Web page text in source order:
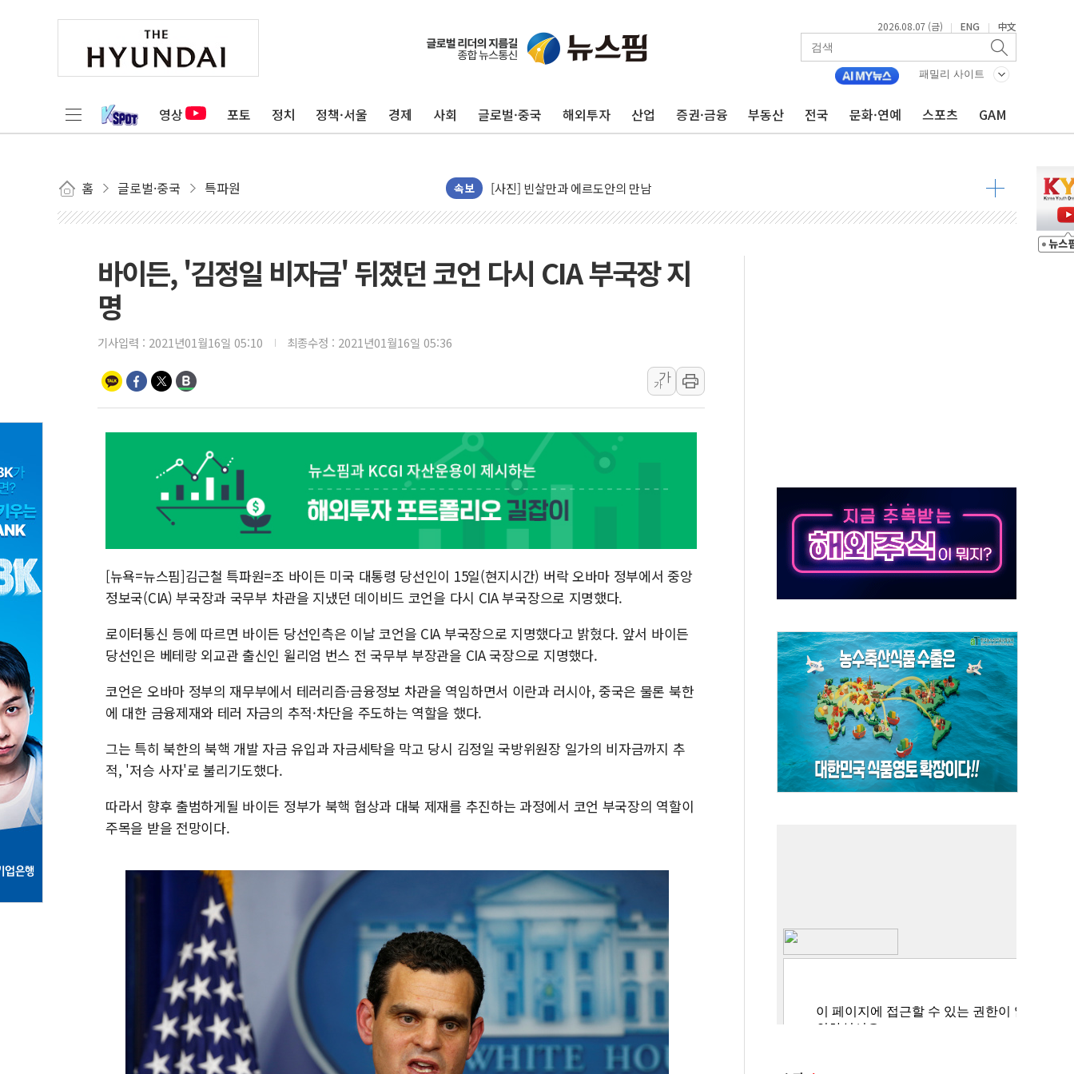
2026.08.07 (금) | ENG | 中文
패밀리 사이트
영상 포토 정치 정책·서울 경제 사회 글로벌·중국 해외투자 산업 증권·금융 부동산 전국 문화·연예 스포츠 GAM
홈 글로벌·중국 특파원 속보
트럼프 "금리 내려야"…파월 때와 달리 워시엔 톤 낮춰
특정 정치인 측근 포항시 정책특보 내정설...포항시 '시끌'
李 대통령, '6시간 마라톤 부동산 2차 회의' 주재… "전폭적 공급 확대·속도전 총력"
트럼프, 中 겨냥 폴리실리콘 관세 15% 부과…美 태양광주 급등
이란와이어 "이란 최고지도자 위독…곧 사망해도 놀랍지 않아"
남동발전, 해남군에 국내 최대 규모 400MW 태양광 착공…여의도 1.6배 규모
황희 '폐버스 청년주택' SNS 글 역풍에 "정부정책 아냐" 해명
폭염 누그러지고 가뭄 숙지나...경북동해안권 8~9일 최대 100mm 호우
[AI 부동산 투데이] 특공 전략도 '극과 극'…생애최초만 경쟁 치열
[코인시황] 비트코인 6만4000달러대 횡보…고래·ETF 매수에도 고유가·금리·입법 지연 '삼중 부담'
'찜통더위'에 전력수요 역대 최고치 경신…한낮 총수요 104.3GW 기록
후티 반군, 예멘 정부군과 사우디 동시 공격… 위기 고조되는 또 다른 중동 화약고
바이든, '김정일 비자금' 뒤졌던 코언 다시 CIA 부국장 지
명
기사입력 : 2021년01월16일 05:10 최종수정 : 2021년01월16일 05:36
가
가
[뉴욕=뉴스핌]김근철 특파원=조 바이든 미국 대통령 당선인이 15일(현지시간) 버락 오바마 정부에서 중앙
정보국(CIA) 부국장과 국무부 차관을 지냈던 데이비드 코언을 다시 CIA 부국장으로 지명했다.
로이터통신 등에 따르면 바이든 당선인측은 이날 코언을 CIA 부국장으로 지명했다고 밝혔다. 앞서 바이든
당선인은 베테랑 외교관 출신인 윌리엄 번스 전 국무부 부장관을 CIA 국장으로 지명했다.
코언은 오바마 정부의 재무부에서 테러리즘·금융정보 차관을 역임하면서 이란과 러시아, 중국은 물론 북한
에 대한 금융제재와 테러 자금의 추적·차단을 주도하는 역할을 했다.
그는 특히 북한의 북핵 개발 자금 유입과 자금세탁을 막고 당시 김정일 국방위원장 일가의 비자금까지 추
적, '저승 사자'로 불리기도했다.
따라서 향후 출범하게될 바이든 정부가 북핵 협상과 대북 제재를 추진하는 과정에서 코언 부국장의 역할이
주목을 받을 전망이다.